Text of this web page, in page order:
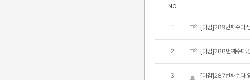
NO
1 [마감]289번째수다.
2 [마감]288번째수다.
3 [마감]287번째수다.